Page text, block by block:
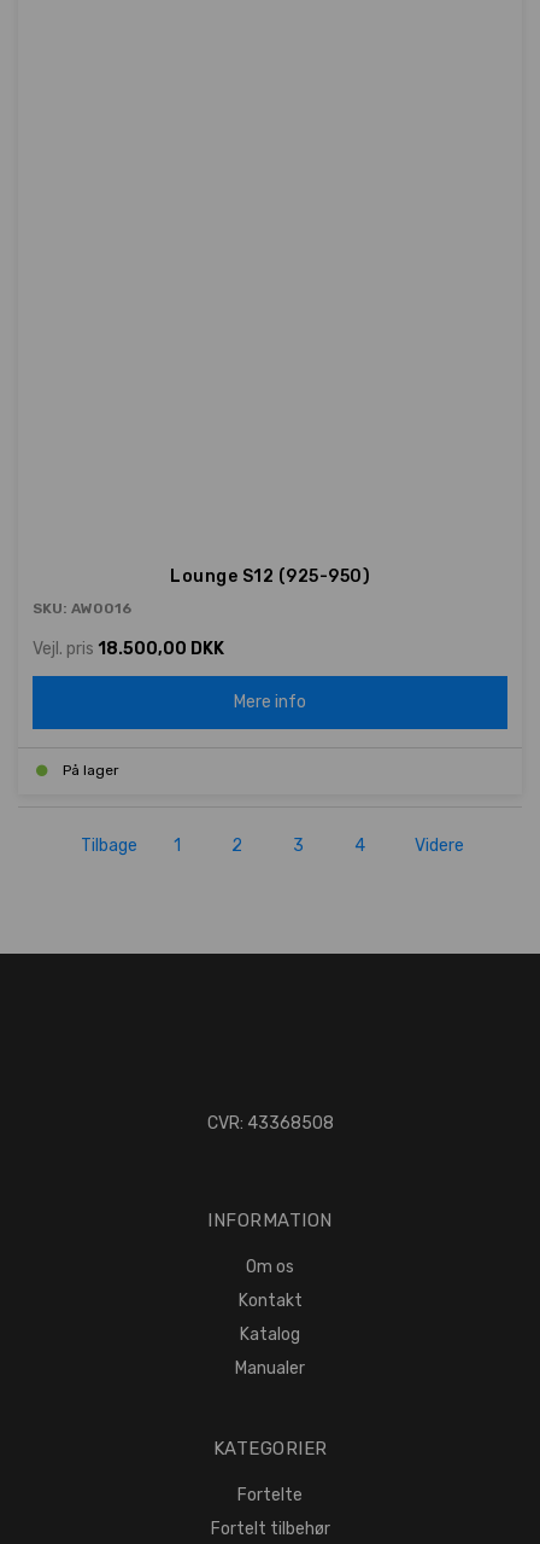
Lounge S12 (925-950)
SKU: AW0016
Vejl. pris 18.500,00 DKK
Mere info
På lager
Tilbage 1 2 3 4 Videre
CVR: 43368508
INFORMATION
Om os
Kontakt
Katalog
Manualer
KATEGORIER
Fortelte
Fortelt tilbehør